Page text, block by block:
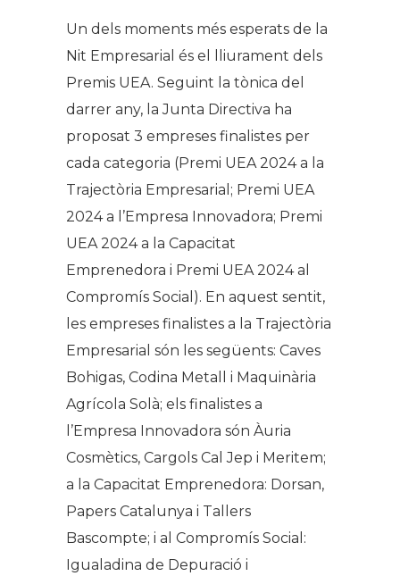
Un dels moments més esperats de la
Nit Empresarial és el lliurament dels
Premis UEA. Seguint la tònica del
darrer any, la Junta Directiva ha
proposat 3 empreses finalistes per
cada categoria (Premi UEA 2024 a la
Trajectòria Empresarial; Premi UEA
2024 a l’Empresa Innovadora; Premi
UEA 2024 a la Capacitat
Emprenedora i Premi UEA 2024 al
Compromís Social). En aquest sentit,
les empreses finalistes a la Trajectòria
Empresarial són les següents: Caves
Bohigas, Codina Metall i Maquinària
Agrícola Solà; els finalistes a
l’Empresa Innovadora són Àuria
Cosmètics, Cargols Cal Jep i Meritem;
a la Capacitat Emprenedora: Dorsan,
Papers Catalunya i Tallers
Bascompte; i al Compromís Social:
Igualadina de Depuració i